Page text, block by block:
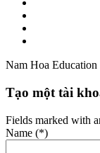
Nam Hoa Education
Tạo một tài
Fields marked with
Name (*)